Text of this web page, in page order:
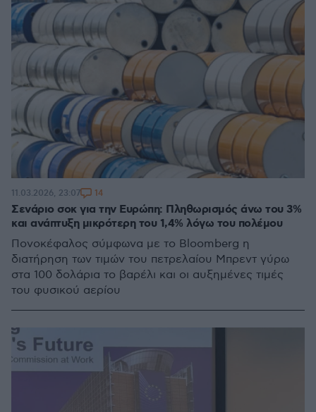
Σενάριο σοκ για την Ευρώπη: Πληθωρισμός άνω του 3%
και ανάπτυξη μικρότερη του 1,4% λόγω του πολέμου
Πονοκέφαλος σύμφωνα με το Βloomberg η
διατήρηση των τιμών του πετρελαίου Μπρεντ γύρω
στα 100 δολάρια το βαρέλι και οι αυξημένες τιμές
του φυσικού αερίου
11.03.2026, 23:07 14